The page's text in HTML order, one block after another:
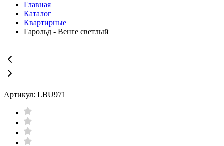
Главная
Каталог
Квартирные
Гарольд - Венге светлый
Артикул: LBU971